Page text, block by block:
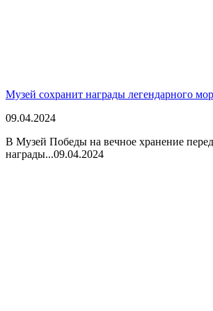
Музей сохранит награды легендарного
09.04.2024
В Музей Победы на вечное хранение
награды...09.04.2024